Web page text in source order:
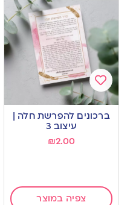
Add
to
ברכונים להפרשת חלה |
עיצוב 3
₪2.00
צפיה במוצר